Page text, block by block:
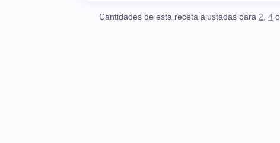
Cantidades de esta receta ajustadas para 2, 4 o